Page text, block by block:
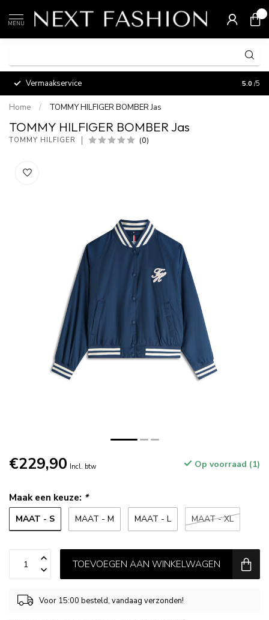
MENU
Vermaakservice 5.0 /5
Home / TOMMY HILFIGER BOMBER Jas
TOMMY HILFIGER BOMBER Jas
TOMMY HILFIGER (0)
€229,90 Incl. btw Op voorraad (1)
Maak een keuze: *
MAAT - S MAAT - M MAAT - L MAAT - XL
TOEVOEGEN AAN WINKELWAGEN
Voor 15:00 besteld, vandaag verzonden!